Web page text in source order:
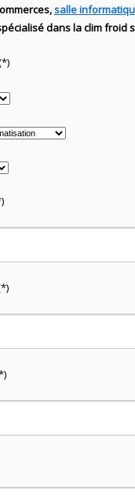
salle
dans la climfroid